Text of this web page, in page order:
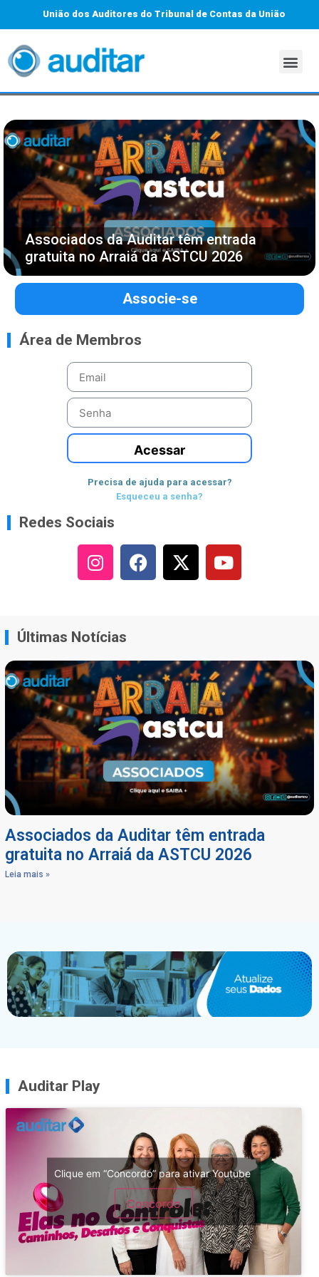
União dos Auditores do Tribunal de Contas da União
Associados da Auditar têm entrada
gratuita no Arraiá da ASTCU 2026
Associe-se
Área de Membros
Acessar
Precisa de ajuda para acessar?
Esqueceu a senha?
Redes Sociais
Últimas Notícias
Associados da Auditar têm entrada
gratuita no Arraiá da ASTCU 2026
Leia mais »
Auditar Play
Clique em “Concordo” para ativar Youtube
Concordo